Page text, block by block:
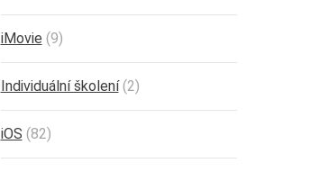
iMovie (9)
Individuální školení(2)
iOS (82)